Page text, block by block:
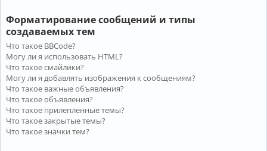
Форматирование сообщений и типы
создаваемых тем
Что такое BBCode?
Могу ли я использовать HTML?
Что такое смайлики?
Могу ли я добавлять изображения к сообщениям?
Что такое важные объявления?
Что такое объявления?
Что такое прилепленные темы?
Что такое закрытые темы?
Что такое значки тем?